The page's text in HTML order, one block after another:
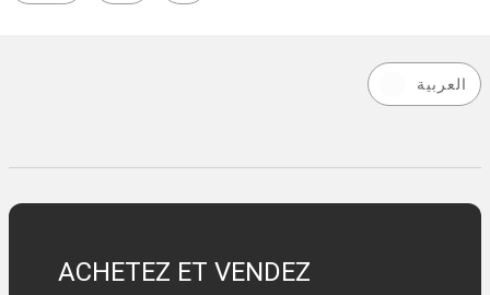
العربية
ACHETEZ ET VENDEZ